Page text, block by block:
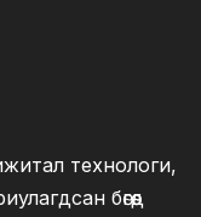
технологи,
бөгөөд